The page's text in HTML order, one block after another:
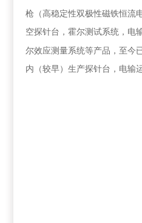
枪（高稳定性双极性磁铁恒流
空探针台，霍尔测试系统，电
尔效应测量系统等产品，至今
内（较早）生产探针台，电输